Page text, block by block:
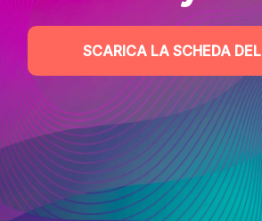
SCARICA LA SCHEDA